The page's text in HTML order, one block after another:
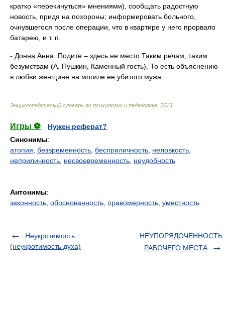
кратко «перекинуться» мнениями), сообщать радостную
новость, придя на похороны; информировать больного,
очнувшегося после операции, что в квартире у него прорвало
батарею, и т. п.
- Донна Анна. Подите – здесь не место Таким речам, таким
безумствам (А. Пушкин, Каменный гость). То есть объяснению
в любви женщине на могиле ее убитого мужа.
Энциклопедический словарь по психологии и педагогике 2013
Игры ⚽
Нужен реферат?
Синонимы:
атопия безвременность бесприличность неловкость
неприличность несвоевременность неудобность
Антонимы:
законность обоснованность правомерность уместность
Неукротимость
(неукротимость духа)
НЕУПОРЯДОЧЕННОСТЬ
РАБОЧЕГО МЕСТА